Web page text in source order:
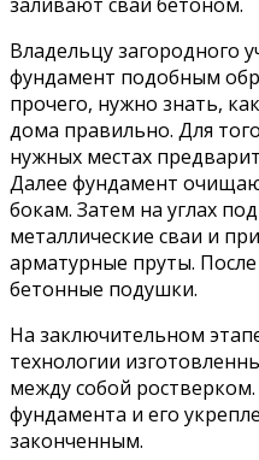
Владельцу загородного
фундамент подобным
прочего, нужно знать,
дома правильно. Для
нужных местах
Далее фундамент
бокам. Затем на углах
металлические сваи и
арматурные пруты.
бетонные подушки.
На заключительном
технологии
между собой
фундамента и его
законченным.